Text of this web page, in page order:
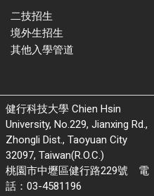
二技招生
境外生招生
其他入學管道
健行科技大學 Chien Hsin
University, No.229, Jianxing Rd.,
Zhongli Dist., Taoyuan City
32097, Taiwan(R.O.C.)
桃園市中壢區健行路229號 電
話：03-4581196